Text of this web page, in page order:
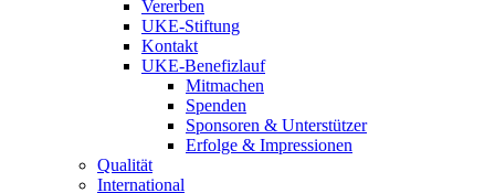
Vererben
UKE-Stiftung
Kontakt
UKE-Benefizlauf
Mitmachen
Spenden
Sponsoren & Unterstützer
Erfolge & Impressionen
Qualität
International